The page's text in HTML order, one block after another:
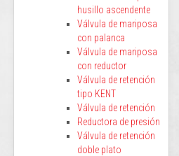
husillo ascendente
Válvula de mariposa
con palanca
Válvula de mariposa
con reductor
Válvula de retención
tipo KENT
Válvula de retención
Reductora de presión
Válvula de retención
doble plato